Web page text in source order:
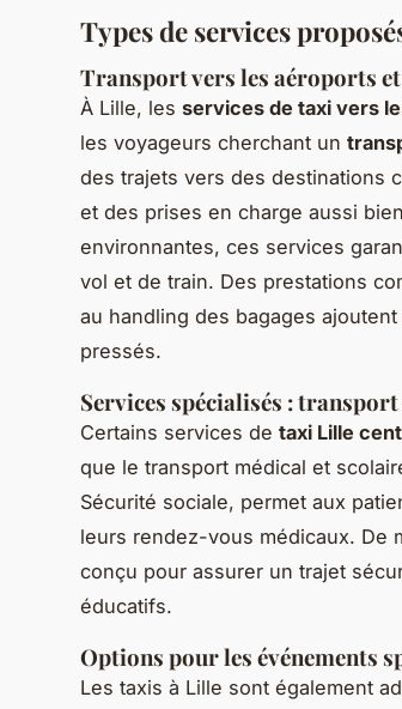
Types de services
Transport vers les aéroports
À Lille, les services de taxi vers
les voyageurs cherchant un
des trajets vers des destinations
et des prises en charge aussi
environnantes, ces services
vol et de train. Des prestations
au handling des bagages
pressés.
Services spécialisés :
Certains services de taxi Lille
que le transport médical et
Sécurité sociale, permet aux
leurs rendez-vous médicaux. De
conçu pour assurer un trajet
éducatifs.
Options pour les événements
Les taxis à Lille sont également